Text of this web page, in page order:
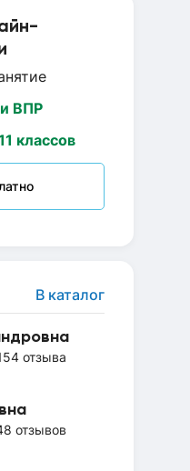
ВПР
классов
В каталог
отзыва
отзывов